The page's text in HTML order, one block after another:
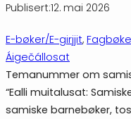
Publisert:12. mai 2026
E-bøker/E-girjjit,
Áigečállosat
Temanummer om
“Ealli muitalusat:
samiske barnebøker,